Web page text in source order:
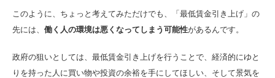
このように、ちょっと考えてみただけでも、「最低賃金引き上げ」の
先には、 働く人の環境は悪くなってしまう可能性があるんです。
政府の狙いとしては、最低賃金引き上げを行うことで、経済的にゆと
りを持った人に買い物や投資の余裕を手にしてほしい、そして景気を